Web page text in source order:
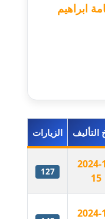
ابراهيم
التأليف الزيارات
2024-
15
127
2024-